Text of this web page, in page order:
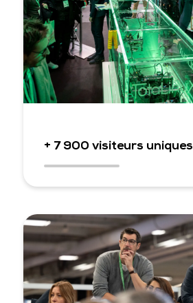
+ 7 900 visiteurs uniques